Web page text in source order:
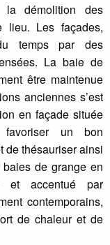
la démolition des
lieu. Les façades,
temps par des
La baie de
être maintenue
anciennes s’est
en façade située
un bon
de thésauriser ainsi
de grange en
et accentué par
contemporains,
de chaleur et de